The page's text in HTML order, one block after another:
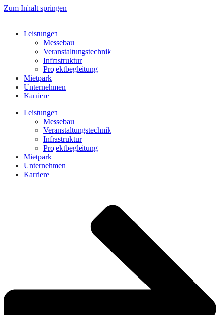
Zum Inhalt springen
Leistungen
Messebau
Veranstaltungstechnik
Infrastruktur
Projektbegleitung
Mietpark
Unternehmen
Karriere
Leistungen
Messebau
Veranstaltungstechnik
Infrastruktur
Projektbegleitung
Mietpark
Unternehmen
Karriere